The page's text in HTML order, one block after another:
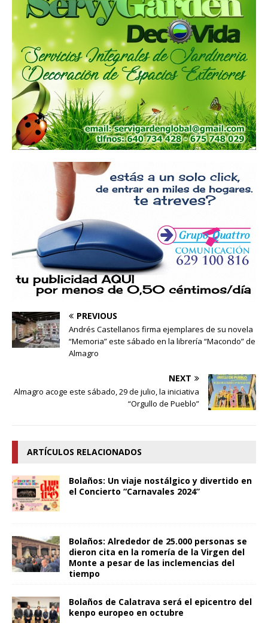
PREVIOUS
Andrés Castellanos firma ejemplares de su novela
“Memoria” este sábado en la librería “Macondo” de
Almagro
NEXT
Almagro acoge este sábado, 29 de julio, la iniciativa
“Orgullo de Pueblo”
ARTÍCULOS RELACIONADOS
Bolaños: Un viaje nostálgico y divertido en
el Concierto “Carnavales 2024”
Bolaños: Alrededor de 25.000 personas se
dieron cita en la romería de la Virgen del
Monte a pesar de las inclemencias del
tiempo
Bolaños de Calatrava será el epicentro del
kenpo europeo en octubre